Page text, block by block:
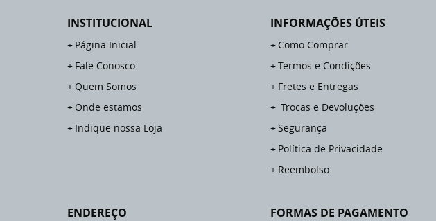
INSTITUCIONAL
Página Inicial
Fale Conosco
Quem Somos
Onde estamos
Indique nossa Loja
INFORMAÇÕES ÚTEIS
Como Comprar
Termos e Condições
Fretes e Entregas
Trocas e Devoluções
Segurança
Política de Privacidade
Reembolso
ENDEREÇO FORMAS DE PAGAMENTO